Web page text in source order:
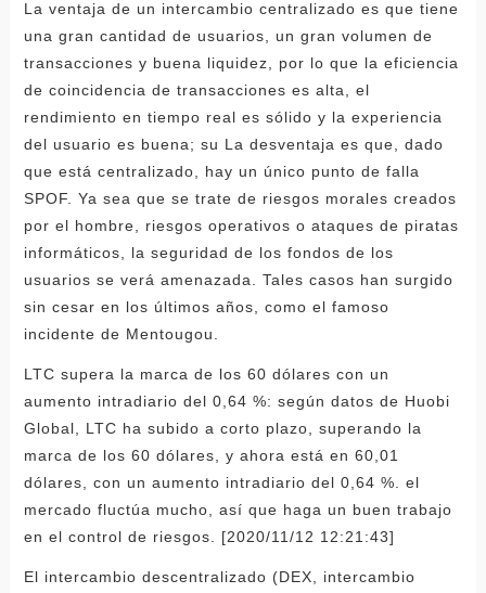
La ventaja de un intercambio centralizado es que tiene
una gran cantidad de usuarios, un gran volumen de
transacciones y buena liquidez, por lo que la eficiencia
de coincidencia de transacciones es alta, el
rendimiento en tiempo real es sólido y la experiencia
del usuario es buena; su La desventaja es que, dado
que está centralizado, hay un único punto de falla
SPOF. Ya sea que se trate de riesgos morales creados
por el hombre, riesgos operativos o ataques de piratas
informáticos, la seguridad de los fondos de los
usuarios se verá amenazada. Tales casos han surgido
sin cesar en los últimos años, como el famoso
incidente de Mentougou.
LTC supera la marca de los 60 dólares con un
aumento intradiario del 0,64 %: según datos de Huobi
Global, LTC ha subido a corto plazo, superando la
marca de los 60 dólares, y ahora está en 60,01
dólares, con un aumento intradiario del 0,64 %. el
mercado fluctúa mucho, así que haga un buen trabajo
en el control de riesgos. [2020/11/12 12:21:43]
El intercambio descentralizado (DEX, intercambio